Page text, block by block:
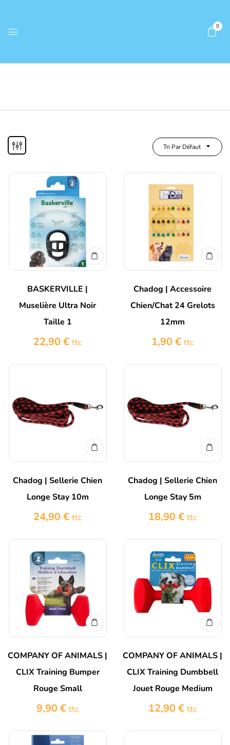
0
Tri Par Défaut
BASKERVILLE |
Muselière Ultra Noir
Taille 1
22,90€ ttc
Chadog | Accessoire
Chien/Chat 24 Grelots
12mm
1,90€ ttc
Chadog | Sellerie Chien
Longe Stay 10m
24,90€ ttc
Chadog | Sellerie Chien
Longe Stay 5m
18,90€ ttc
COMPANY OF ANIMALS |
CLIX Training Bumper
Rouge Small
9,90€ ttc
COMPANY OF ANIMALS |
CLIX Training Dumbbell
Jouet Rouge Medium
12,90€ ttc